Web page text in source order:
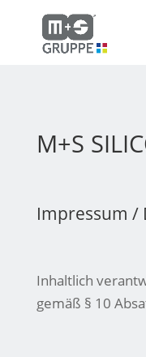
M+S
Impressum /
Inhaltlich
gemäß § 10